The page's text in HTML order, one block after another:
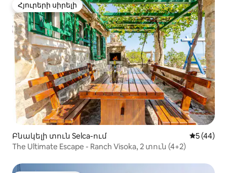
Հյուրերի սիրելի
Հյուրերի սիրելի
Բնակելի տուն Selca-ում Միջին
5 (44)
The Ultimate Escape - Ranch Visoka, 2 տուն (4+2)